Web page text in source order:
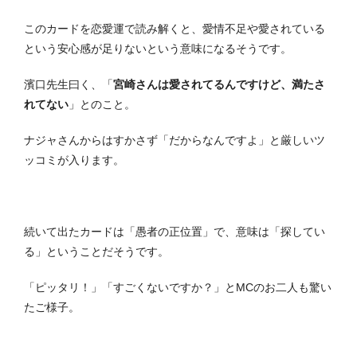
このカードを恋愛運で読み解くと、愛情不足や愛されている
という安心感が足りないという意味になるそうです。
濱口先生曰く、「宮崎さんは愛されてるんですけど、満たさ
れてない 」とのこと。
ナジャさんからはすかさず「だからなんですよ」と厳しいツ
ッコミが入ります。
続いて出たカードは「愚者の正位置」で、意味は「探してい
る」ということだそうです。
「ピッタリ！」「すごくないですか？」とMCのお二人も驚い
たご様子。